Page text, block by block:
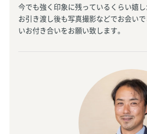
今でも強く印象に残っているくらい嬉し
お引き渡し後も写真撮影などでお会い
いお付き合いをお願い致します。